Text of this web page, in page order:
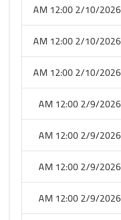
2/10/2026 12:00 AM
2/10/2026 12:00 AM
2/10/2026 12:00 AM
2/9/2026 12:00 AM
2/9/2026 12:00 AM
2/9/2026 12:00 AM
2/9/2026 12:00 AM